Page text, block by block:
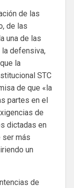
de las
de las
una de las
defensiva,
la
STC
de que «la
partes en el
de
dictadas en
ser más
un
de